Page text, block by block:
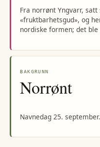
Fra norrønt Yngvarr,
«fruktbarhetsgud», og
nordiske formen; det
BAKGRUNN
Norrønt
Navnedag 25. september.